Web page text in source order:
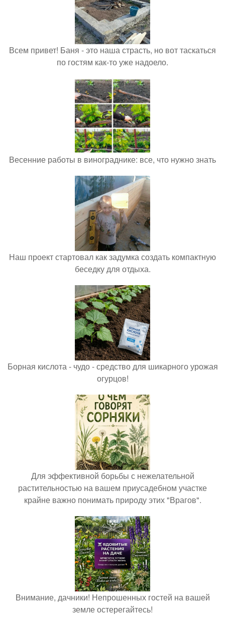
Всем привет! Баня - это наша страсть, но вот таскаться
по гостям как-то уже надоело.
Весенние работы в винограднике: все, что нужно знать
Наш проект стартовал как задумка создать компактную
беседку для отдыха.
Борная кислота - чудо - средство для шикарного урожая
огурцов!
Для эффективной борьбы с нежелательной
растительностью на вашем приусадебном участке
крайне важно понимать природу этих "Врагов".
Внимание, дачники! Непрошенных гостей на вашей
земле остерегайтесь!